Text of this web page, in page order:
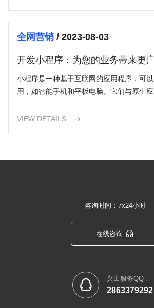
全网营销/ 2023-08-03
开发小程序：为您的业务带来更
小程序是一种基于互联网的应用程序，可
用，如智能手机和平板电脑。它们与原生应
个人提供一个全新的推广和经营渠道。
VIEW DETAILS 
咨询时间：7x24小时
在线咨询 
 兴田服务QQ：
2863379292